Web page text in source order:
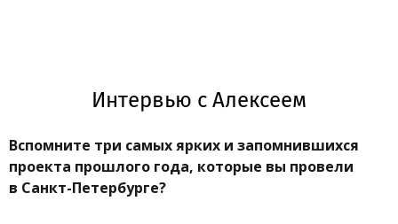
Интервью с Алексеем
Вспомните три самых ярких и запомнившихся
проекта прошлого года, которые вы провели
в Санкт-Петербурге?